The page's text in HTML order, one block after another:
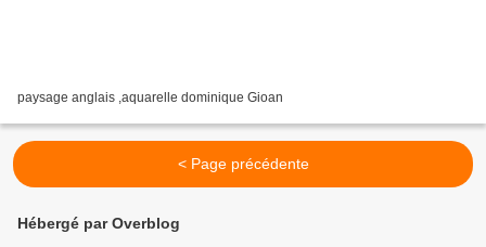
paysage anglais ,aquarelle dominique Gioan
< Page précédente
Hébergé par Overblog